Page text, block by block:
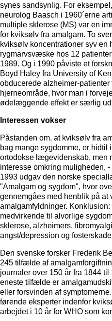
synes sandsynlig. For
neurolog Baasch i 1960´erne
multiple sklerose (MS) var en
for kviksølv fra amalgam. To
kviksølv koncentrationer syv en
rygmarvsvæske hos 12
1989. Og i 1990 påviste et
Boyd Haley fra University of
obducerede alzheimer-
hjerneområde, hvor man i
ødelæggende effekt er særlig
Interessen vokser
Påstanden om, at kviksølv fra
bag mange sygdomme, er hidtil
ortodokse lægevidenskab, men
interesse omkring muligheden,
1993 udgav den norske
"Amalgam og sygdom", hvor
gennemgåes med henblik på at
amalgamfyldninger.
medvirkende til alvorlige
sklerose, alzheimers,
angst/depression og
Den svenske forsker Frederik
245 tilfælde af
journaler over 150 år fra 1844
eneste tilfælde er
eller forsvinden af
førende eksperter indenfor
arbejdet i 10 år for WHO som